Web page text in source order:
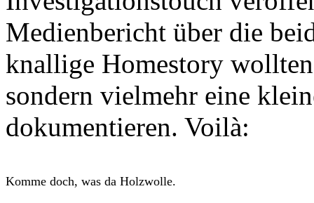
Medienbericht über die
knallige Homestory
sondern vielmehr eine
dokumentieren. Voilà:
Komme doch, was da Holzwolle.